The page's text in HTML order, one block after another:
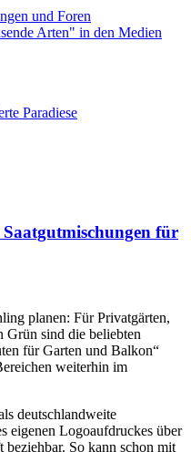
und Foren
Arten" in den Medien
Paradiese
für
planen: Für Privatgärten,
sind die beliebten
für Garten und Balkon“
weiterhin im
deutschlandweite
eigenen Logoaufdruckes über
beziehbar. So kann schon mit